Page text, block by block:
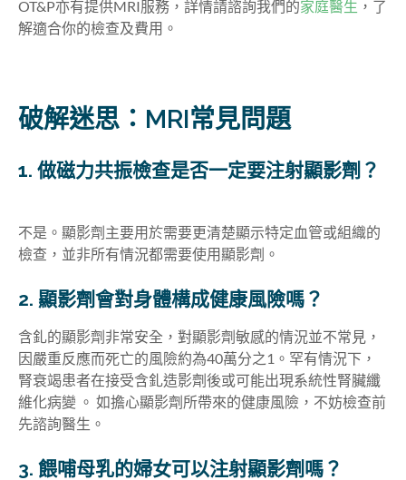
OT&P亦有提供MRI服務，詳情請諮詢我們的家庭醫生 ，了
解適合你的檢查及費用。
破解迷思：MRI常見問題
1. 做磁力共振檢查是否一定要注射顯影劑？
不是。顯影劑主要用於需要更清楚顯示特定血管或組織的
檢查，並非所有情況都需要使用顯影劑。
2. 顯影劑會對身體構成健康風險嗎？
含釓的顯影劑非常安全，對顯影劑敏感的情況並不常見，
因嚴重反應而死亡的風險約為40萬分之1。罕有情況下，
腎衰竭患者在接受含釓造影劑後或可能出現系統性腎臟纖
維化病變 。 如擔心顯影劑所帶來的健康風險，不妨檢查前
先諮詢醫生。
3. 餵哺母乳的婦女可以注射顯影劑嗎？